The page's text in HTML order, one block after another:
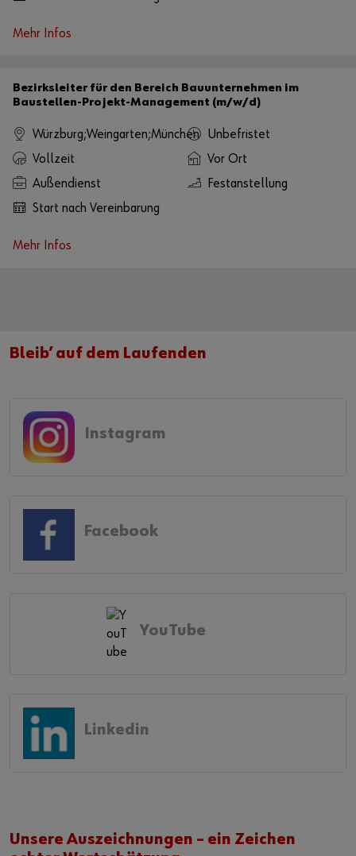
Mehr Infos
Bezirksleiter für den Bereich Bauunternehmen im
Baustellen-Projekt-Management (m/w/d)
Würzburg;Weingarten;München
Unbefristet
Vollzeit
Vor Ort
Außendienst
Festanstellung
Start nach Vereinbarung
Mehr Infos
Bleib’ auf dem Laufenden
Instagram
Facebook
YouTube
Linkedin
Unsere Auszeichnungen – ein Zeichen